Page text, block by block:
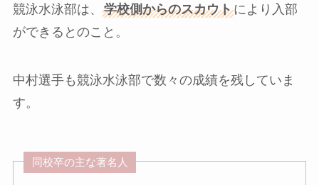
競泳水泳部は、 学校側からのスカウトにより入部
ができるとのこと。
中村選手も競泳水泳部で数々の成績を残していま
す。
同校卒の主な著名人